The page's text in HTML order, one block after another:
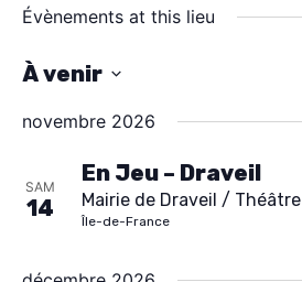
Évènements at this lieu
À venir
e
novembre 2026
SAM
14
En Jeu – Draveil
Mairie de Draveil /
Île-de-France